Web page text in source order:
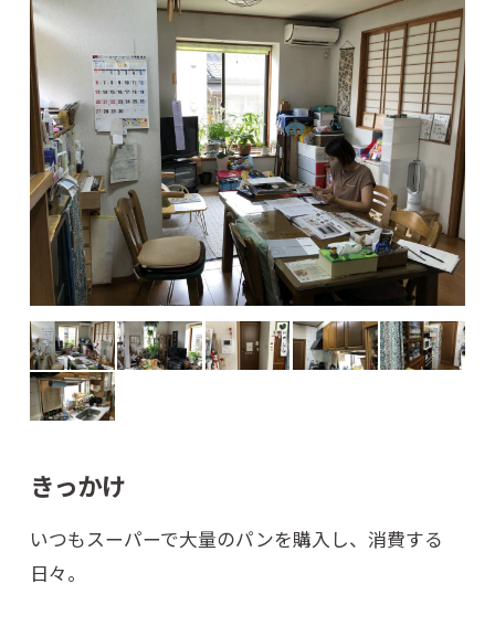
きっかけ
いつもスーパーで大量のパンを購入し、消費する
日々。